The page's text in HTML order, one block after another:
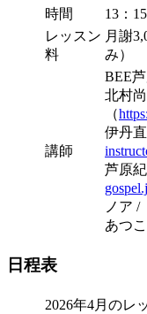
時間
13：
レッスン
料
月謝
み）
講師
BEE
北村
（
伊丹
芦原
ノア /
あつこ
日程表
2026年4月のレ